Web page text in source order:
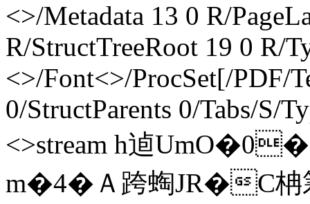
<>/Metadata 13 0 R/
R/StructTreeRoot 19 0 R/
<>/Font<>/ProcSet[/PDF/
0/StructParents 0/Tabs/S/
<>stream h逌
m�4�Ａ跨蜪JR�C柟